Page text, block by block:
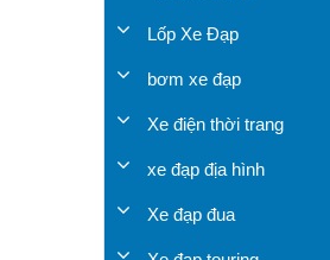
Lốp Xe Đạp
bơm xe đạp
Xe điện thời trang
xe đạp địa hình
Xe đạp đua